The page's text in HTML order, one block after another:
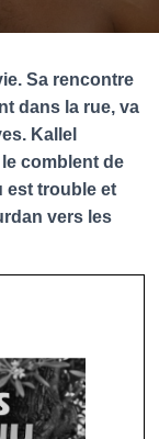
Sa rencontre
dans la rue, va
Kallel
comblent de
est trouble et
vers les